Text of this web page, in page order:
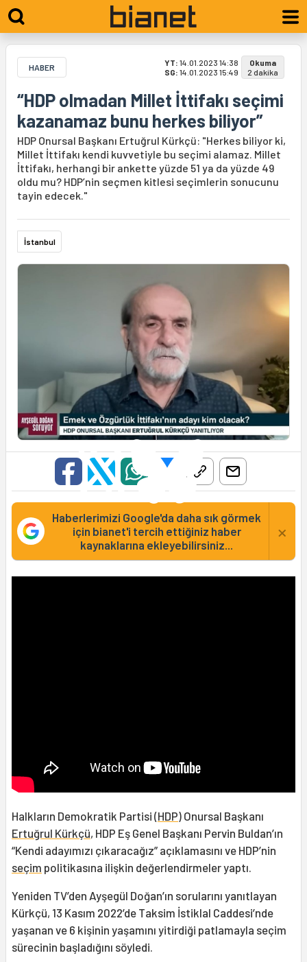
HABER YT: 14.01.2023 14:38
SG: 14.01.2023 15:49
Okuma
2 dakika
“HDP olmadan Millet İttifakı seçimi
kazanamaz bunu herkes biliyor”
HDP Onursal Başkanı Ertuğrul Kürkçü: "Herkes biliyor ki,
Millet İttifakı kendi kuvvetiyle bu seçimi alamaz. Millet
İttifakı, herhangi bir ankette yüzde 51 ya da yüzde 49
oldu mu? HDP’nin seçmen kitlesi seçimlerin sonucunu
tayin edecek."
İstanbul
Haberlerimizi Google'da daha sık görmek
için bianet'i tercih ettiğiniz haber
kaynaklarına ekleyebilirsiniz...
×
Halkların Demokratik Partisi (HDP) Onursal Başkanı
Ertuğrul Kürkçü, HDP Eş Genel Başkanı Pervin Buldan’ın
“Kendi adayımızı çıkaracağız” açıklamasını ve HDP’nin
seçim politikasına ilişkin değerlendirmeler yaptı.
Yeniden TV’den Ayşegül Doğan’ın sorularını yanıtlayan
Kürkçü, 13 Kasım 2022’de Taksim İstiklal Caddesi’nde
yaşanan ve 6 kişinin yaşamını yitirdiği patlamayla seçim
sürecinin başladığını söyledi.